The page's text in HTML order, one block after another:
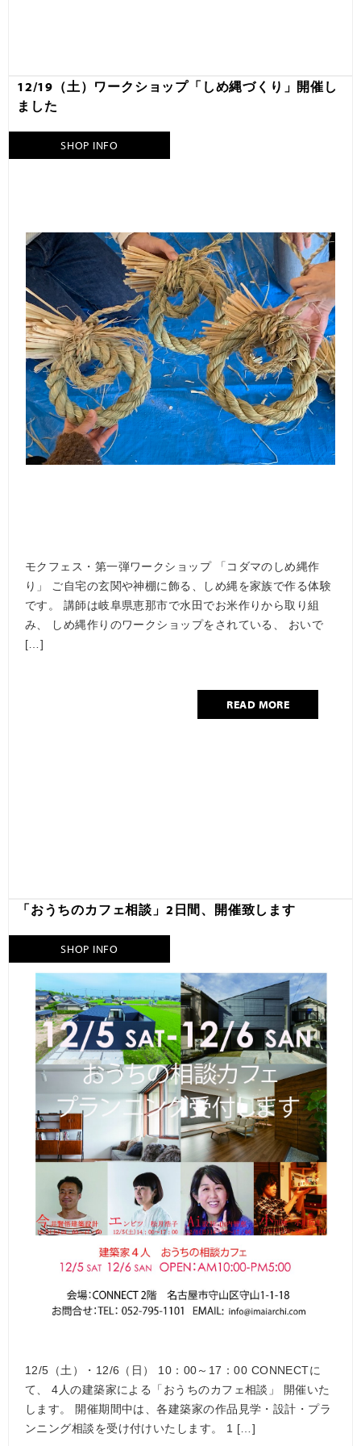
12/19（土）ワークショップ「しめ縄づくり」開催し
ました
SHOP INFO
モクフェス・第一弾ワークショップ 「コダマのしめ縄作
り」 ご自宅の玄関や神棚に飾る、しめ縄を家族で作る体験
です。 講師は岐阜県恵那市で水田でお米作りから取り組
み、 しめ縄作りのワークショップをされている、 おいで
[…]
READ MORE
「おうちのカフェ相談」2日間、開催致します
SHOP INFO
12/5（土）・12/6（日） 10：00～17：00 CONNECTに
て、 4人の建築家による「おうちのカフェ相談」 開催いた
します。 開催期間中は、各建築家の作品見学・設計・プラ
ンニング相談を受け付けいたします。 1 […]